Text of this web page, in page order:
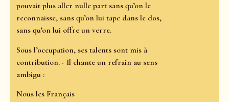
pouvait plus aller nulle part sans qu’on le
reconnaisse, sans qu’on lui tape dans le dos,
sans qu’on lui offre un verre.
Sous l’occupation, ses talents sont mis à
contribution. - Il chante un refrain au sens
ambigu :
Nous les Français